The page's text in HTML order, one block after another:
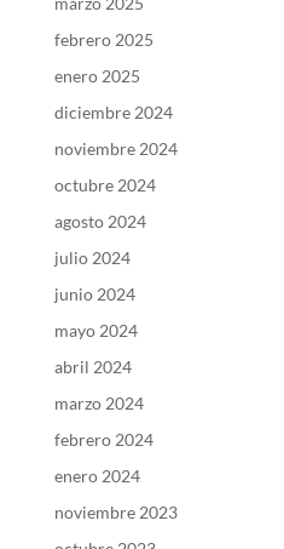
febrero 2025
enero 2025
diciembre 2024
noviembre 2024
octubre 2024
agosto 2024
julio 2024
junio 2024
mayo 2024
abril 2024
marzo 2024
febrero 2024
enero 2024
noviembre 2023